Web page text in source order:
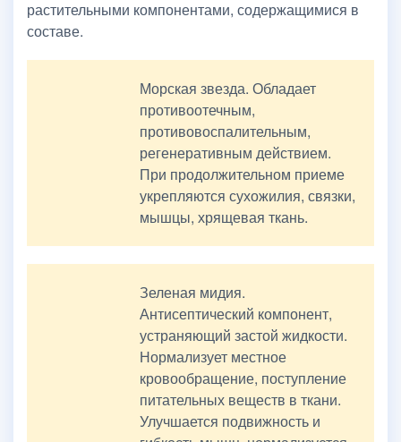
растительными компонентами, содержащимися в
составе.
Морская звезда. Обладает
противоотечным,
противовоспалительным,
регенеративным действием.
При продолжительном приеме
укрепляются сухожилия, связки,
мышцы, хрящевая ткань.
Зеленая мидия.
Антисептический компонент,
устраняющий застой жидкости.
Нормализует местное
кровообращение, поступление
питательных веществ в ткани.
Улучшается подвижность и